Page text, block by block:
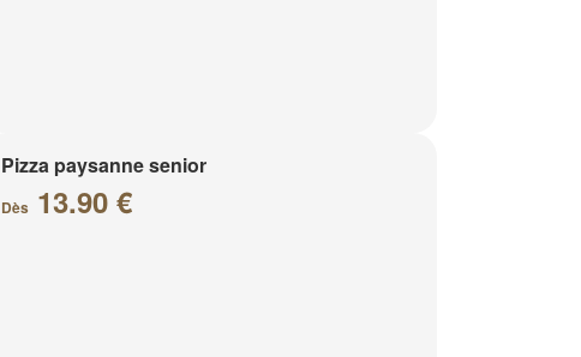
Pizza paysanne senior
Dès 13.90 €